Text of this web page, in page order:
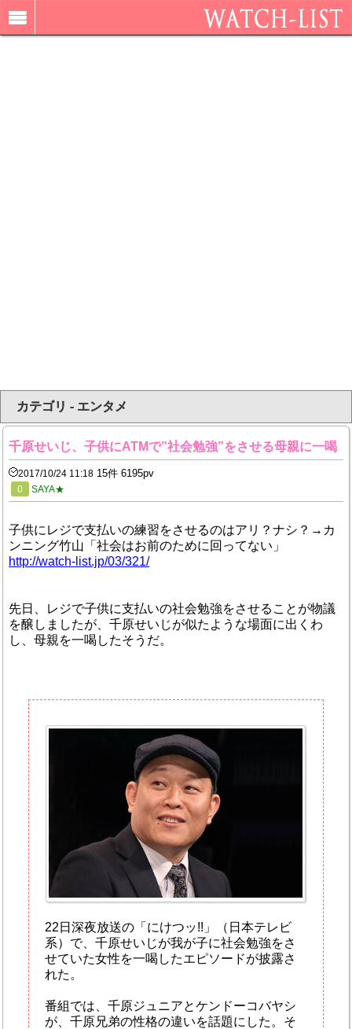
カテゴリ - エンタメ
千原せいじ、子供にATMで”社会勉強”をさせる母親に一喝
2017/10/24 11:18 15件 6195pv
0 SAYA★
子供にレジで支払いの練習をさせるのはアリ？ナシ？→カ
ンニング竹山「社会はお前のために回ってない」
http://watch-list.jp/03/321/
先日、レジで子供に支払いの社会勉強をさせることが物議
を醸しましたが、千原せいじが似たような場面に出くわ
し、母親を一喝したそうだ。
22日深夜放送の「にけつッ!!」（日本テレビ
系）で、千原せいじが我が子に社会勉強をさ
せていた女性を一喝したエピソードが披露さ
れた。
番組では、千原ジュニアとケンドーコバヤシ
が、千原兄弟の性格の違いを話題にした。そ